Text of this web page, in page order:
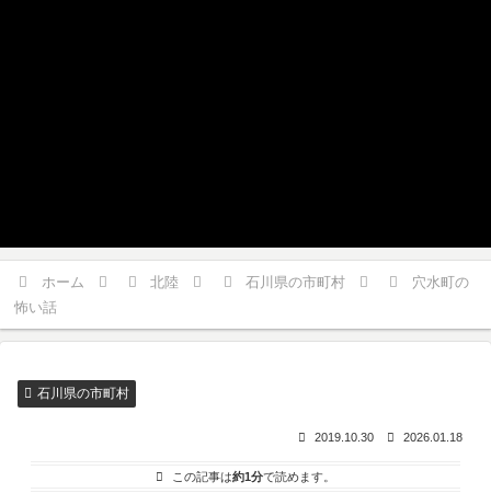
ホーム 北陸 石川県の市町村
穴水町の
怖い話
石川県の市町村
2019.10.30 2026.01.18
この記事は約1分で読めます。